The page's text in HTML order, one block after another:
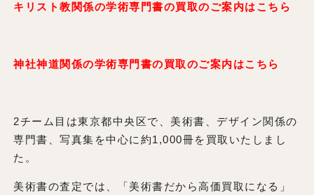
キリスト教関係の学術専門書の買取のご案内はこちら
神社神道関係の学術専門書の買取のご案内はこちら
2チーム目は東京都中央区で、美術書、デザイン関係の
専門書、写真集を中心に約1,000冊を買取いたしまし
た。
美術書の査定では、「美術書だから高価買取になる」